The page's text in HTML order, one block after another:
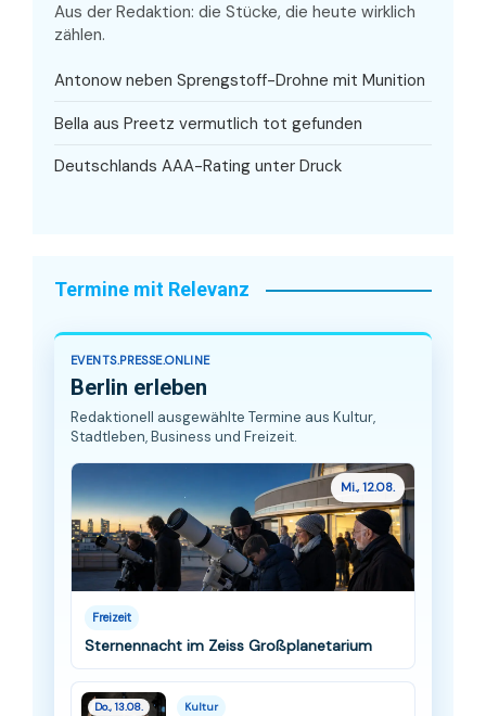
Aus der Redaktion: die Stücke, die heute wirklich
zählen.
Antonow neben Sprengstoff-Drohne mit Munition
Bella aus Preetz vermutlich tot gefunden
Deutschlands AAA-Rating unter Druck
Termine mit Relevanz
EVENTS.PRESSE.ONLINE
Berlin erleben
Redaktionell ausgewählte Termine aus Kultur,
Stadtleben, Business und Freizeit.
Mi., 12.08.
Freizeit
Sternennacht im Zeiss Großplanetarium
Do., 13.08. Kultur